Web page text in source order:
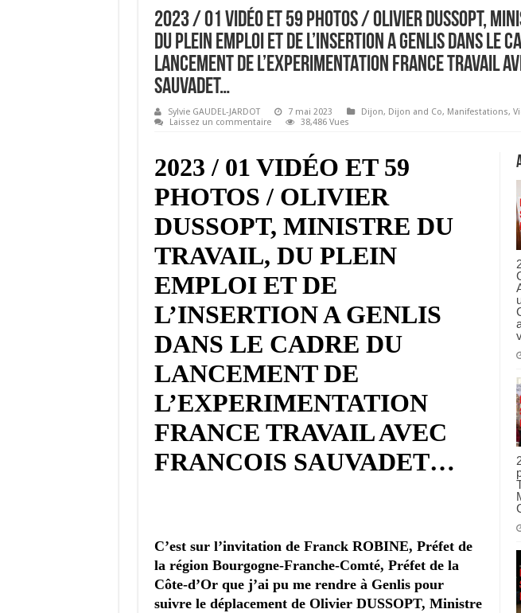
2023 / 01 VIDÉO ET 59 PHOTOS / OLIVIER DUSSOPT,
DU PLEIN EMPLOI ET DE L’INSERTION A GENLIS DANS LE
LANCEMENT DE L’EXPERIMENTATION FRANCE TRAVAIL
SAUVADET…
Sylvie GAUDEL-JARDOT 7 mai 2023 Dijon, Dijon and Co, Manifestations,
Laissez un commentaire
38,486 Vues
2023 / 01 VIDÉO ET 59
PHOTOS / OLIVIER
DUSSOPT, MINISTRE DU
TRAVAIL, DU PLEIN
EMPLOI ET DE
L’INSERTION A GENLIS
DANS LE CADRE DU
LANCEMENT DE
L’EXPERIMENTATION
FRANCE TRAVAIL AVEC
FRANCOIS SAUVADET…
C’est sur l’invitation de Franck ROBINE, Préfet de
la région Bourgogne-Franche-Comté, Préfet de la
Côte-d’Or que j’ai pu me rendre à Genlis pour
suivre le déplacement de Olivier DUSSOPT, Ministre